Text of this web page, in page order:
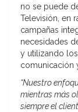
no se puede
Televisión, en
campañas
necesidades
y utilizando
comunicación
“Nuestro
mientras más
siempre el